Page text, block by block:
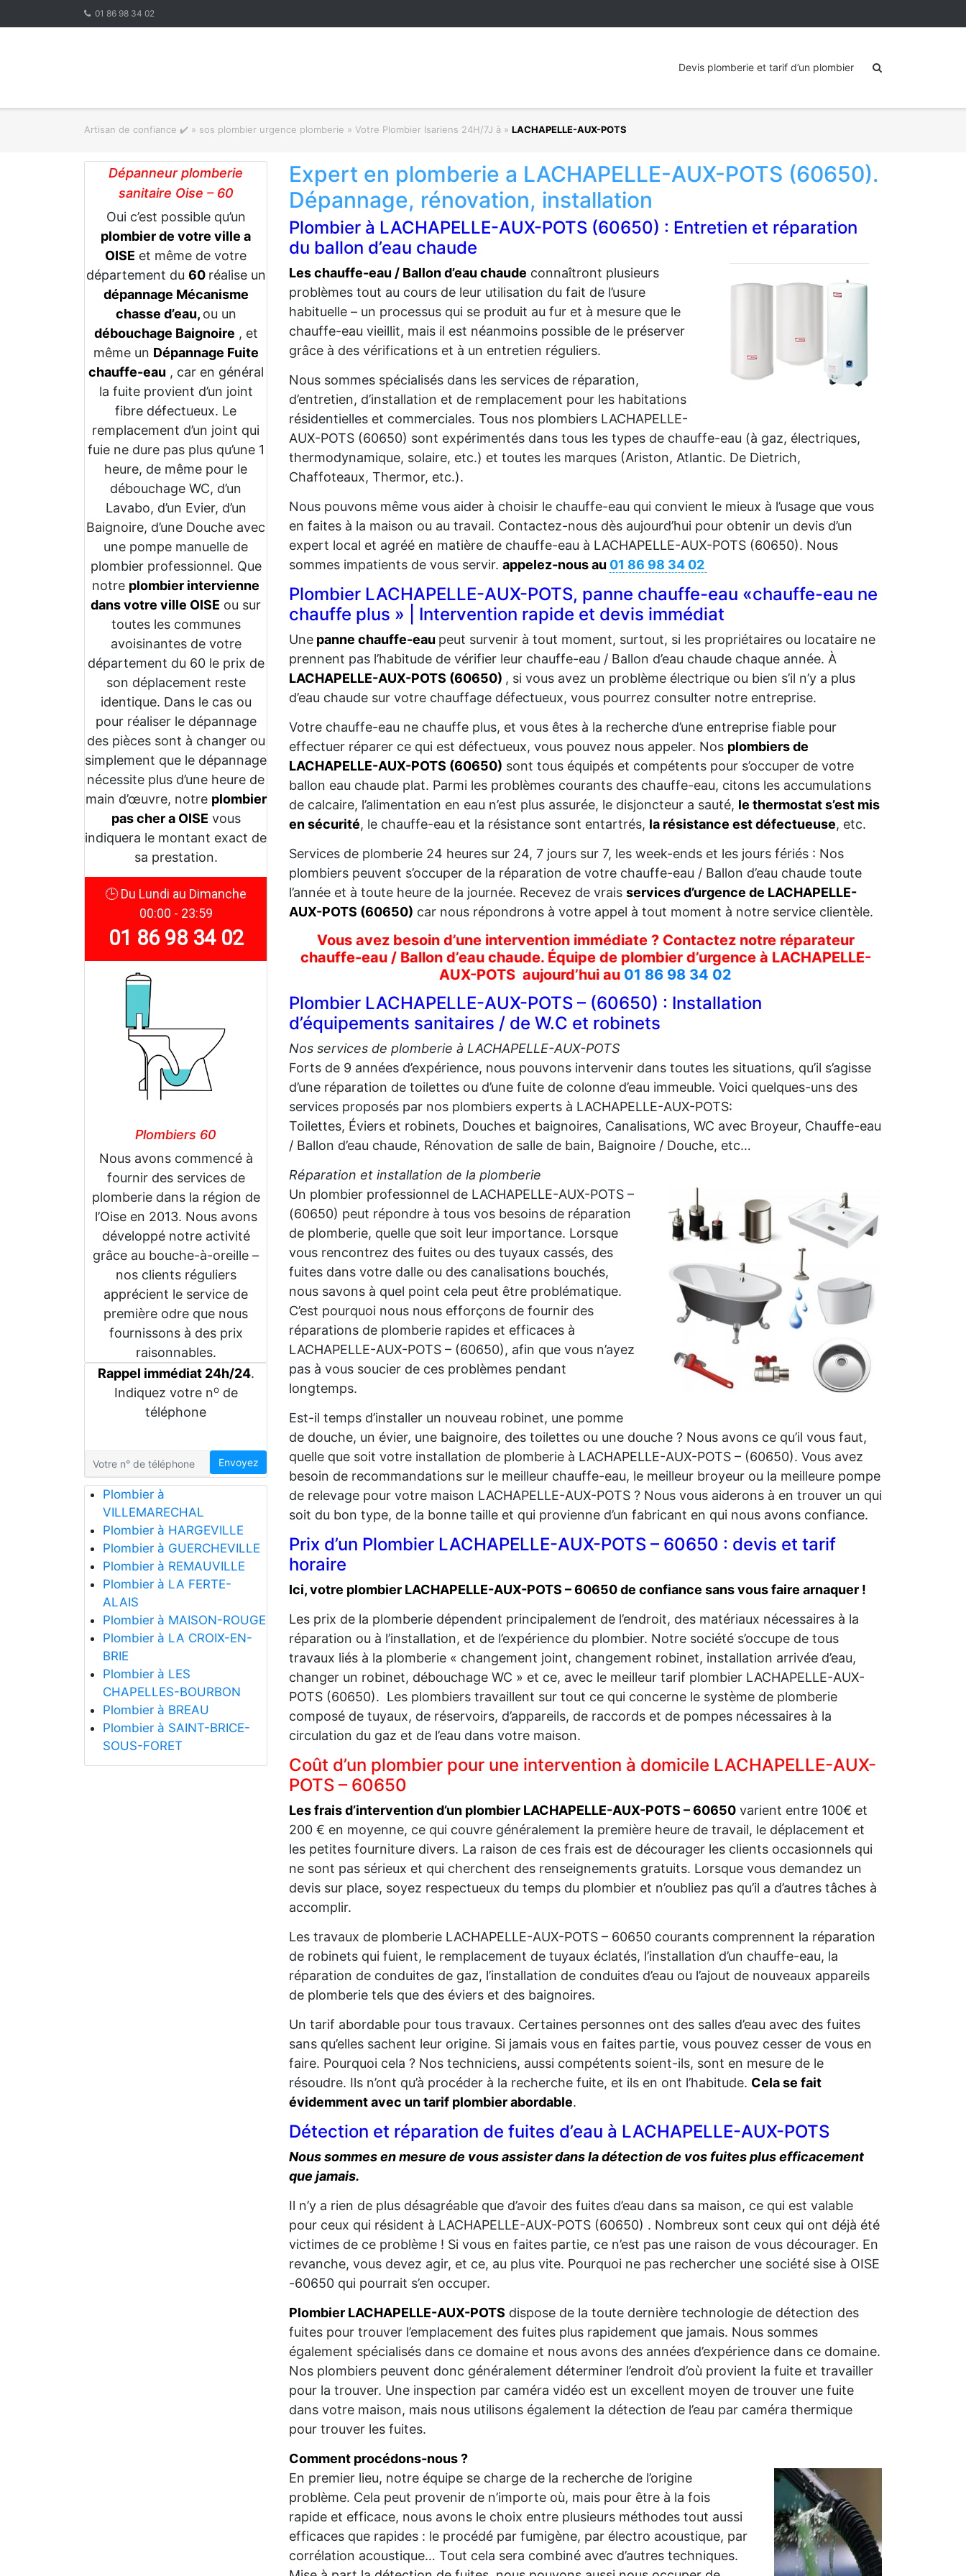
01 86 98 34 02
Devis plomberie et tarif d’un plombier
Artisan de confiance ✔️ » sos plombier urgence plomberie » Votre Plombier Isariens 24H/7J à » LACHAPELLE-AUX-POTS
Dépanneur plomberie
sanitaire Oise – 60
Oui c’est possible qu’un
plombier de votre ville a
OISE et même de votre
département du 60 réalise un
dépannage Mécanisme
chasse d’eau, ou un
débouchage Baignoire , et
même un Dépannage Fuite
chauffe-eau , car en général
la fuite provient d’un joint
fibre défectueux. Le
remplacement d’un joint qui
fuie ne dure pas plus qu’une 1
heure, de même pour le
débouchage WC, d’un
Lavabo, d’un Evier, d’un
Baignoire, d’une Douche avec
une pompe manuelle de
plombier professionnel. Que
notre plombier intervienne
dans votre ville OISE ou sur
toutes les communes
avoisinantes de votre
département du 60 le prix de
son déplacement reste
identique. Dans le cas ou
pour réaliser le dépannage
des pièces sont à changer ou
simplement que le dépannage
nécessite plus d’une heure de
main d’œuvre, notre plombier
pas cher a OISE vous
indiquera le montant exact de
sa prestation.
🕒 Du Lundi au Dimanche
00:00 - 23:59
01 86 98 34 02
Plombiers 60
Nous avons commencé à
fournir des services de
plomberie dans la région de
l’Oise en 2013. Nous avons
développé notre activité
grâce au bouche-à-oreille –
nos clients réguliers
apprécient le service de
première odre que nous
fournissons à des prix
raisonnables.
Rappel immédiat 24h/24.
Indiquez votre node
téléphone
Envoyez
Plombier à
VILLEMARECHAL
Plombier à HARGEVILLE
Plombier à GUERCHEVILLE
Plombier à REMAUVILLE
Plombier à LA FERTE-
ALAIS
Plombier à MAISON-ROUGE
Plombier à LA CROIX-EN-
BRIE
Plombier à LES
CHAPELLES-BOURBON
Plombier à BREAU
Plombier à SAINT-BRICE-
SOUS-FORET
Expert en plomberie a LACHAPELLE-AUX-POTS (60650).
Dépannage, rénovation, installation
Plombier à LACHAPELLE-AUX-POTS (60650) : Entretien et réparation
du ballon d’eau chaude
Les chauffe-eau / Ballon d’eau chaude connaîtront plusieurs
problèmes tout au cours de leur utilisation du fait de l’usure
habituelle – un processus qui se produit au fur et à mesure que le
chauffe-eau vieillit, mais il est néanmoins possible de le préserver
grâce à des vérifications et à un entretien réguliers.
Nous sommes spécialisés dans les services de réparation,
d’entretien, d’installation et de remplacement pour les habitations
résidentielles et commerciales. Tous nos plombiers LACHAPELLE-
AUX-POTS (60650) sont expérimentés dans tous les types de chauffe-eau (à gaz, électriques,
thermodynamique, solaire, etc.) et toutes les marques (Ariston, Atlantic. De Dietrich,
Chaffoteaux, Thermor, etc.).
Nous pouvons même vous aider à choisir le chauffe-eau qui convient le mieux à l’usage que vous
en faites à la maison ou au travail. Contactez-nous dès aujourd’hui pour obtenir un devis d’un
expert local et agréé en matière de chauffe-eau à LACHAPELLE-AUX-POTS (60650). Nous
sommes impatients de vous servir. appelez-nous au 01 86 98 34 02
Plombier LACHAPELLE-AUX-POTS, panne chauffe-eau «chauffe-eau ne
chauffe plus » | Intervention rapide et devis immédiat
Une panne chauffe-eau peut survenir à tout moment, surtout, si les propriétaires ou locataire ne
prennent pas l’habitude de vérifier leur chauffe-eau / Ballon d’eau chaude chaque année. À
LACHAPELLE-AUX-POTS (60650) , si vous avez un problème électrique ou bien s’il n’y a plus
d’eau chaude sur votre chauffage défectueux, vous pourrez consulter notre entreprise.
Votre chauffe-eau ne chauffe plus, et vous êtes à la recherche d’une entreprise fiable pour
effectuer réparer ce qui est défectueux, vous pouvez nous appeler. Nos plombiers de
LACHAPELLE-AUX-POTS (60650) sont tous équipés et compétents pour s’occuper de votre
ballon eau chaude plat. Parmi les problèmes courants des chauffe-eau, citons les accumulations
de calcaire, l’alimentation en eau n’est plus assurée, le disjoncteur a sauté, le thermostat s’est mis
en sécurité, le chauffe-eau et la résistance sont entartrés, la résistance est défectueuse, etc.
Services de plomberie 24 heures sur 24, 7 jours sur 7, les week-ends et les jours fériés : Nos
plombiers peuvent s’occuper de la réparation de votre chauffe-eau / Ballon d’eau chaude toute
l’année et à toute heure de la journée. Recevez de vrais services d’urgence de LACHAPELLE-
AUX-POTS (60650) car nous répondrons à votre appel à tout moment à notre service clientèle.
Vous avez besoin d’une intervention immédiate ? Contactez notre réparateur
chauffe-eau / Ballon d’eau chaude. Équipe de plombier d’urgence à LACHAPELLE-
AUX-POTS aujourd’hui au 01 86 98 34 02
Plombier LACHAPELLE-AUX-POTS – (60650) : Installation
d’équipements sanitaires / de W.C et robinets
Nos services de plomberie à LACHAPELLE-AUX-POTS
Forts de 9 années d’expérience, nous pouvons intervenir dans toutes les situations, qu’il s’agisse
d’une réparation de toilettes ou d’une fuite de colonne d’eau immeuble. Voici quelques-uns des
services proposés par nos plombiers experts à LACHAPELLE-AUX-POTS:
Toilettes, Éviers et robinets, Douches et baignoires, Canalisations, WC avec Broyeur, Chauffe-eau
/ Ballon d’eau chaude, Rénovation de salle de bain, Baignoire / Douche, etc…
Réparation et installation de la plomberie
Un plombier professionnel de LACHAPELLE-AUX-POTS –
(60650) peut répondre à tous vos besoins de réparation
de plomberie, quelle que soit leur importance. Lorsque
vous rencontrez des fuites ou des tuyaux cassés, des
fuites dans votre dalle ou des canalisations bouchés,
nous savons à quel point cela peut être problématique.
C’est pourquoi nous nous efforçons de fournir des
réparations de plomberie rapides et efficaces à
LACHAPELLE-AUX-POTS – (60650), afin que vous n’ayez
pas à vous soucier de ces problèmes pendant
longtemps.
Est-il temps d’installer un nouveau robinet, une pomme
de douche, un évier, une baignoire, des toilettes ou une douche ? Nous avons ce qu’il vous faut,
quelle que soit votre installation de plomberie à LACHAPELLE-AUX-POTS – (60650). Vous avez
besoin de recommandations sur le meilleur chauffe-eau, le meilleur broyeur ou la meilleure pompe
de relevage pour votre maison LACHAPELLE-AUX-POTS ? Nous vous aiderons à en trouver un qui
soit du bon type, de la bonne taille et qui provienne d’un fabricant en qui nous avons confiance.
Prix d’un Plombier LACHAPELLE-AUX-POTS – 60650 : devis et tarif
horaire
Ici, votre plombier LACHAPELLE-AUX-POTS – 60650 de confiance sans vous faire arnaquer !
Les prix de la plomberie dépendent principalement de l’endroit, des matériaux nécessaires à la
réparation ou à l’installation, et de l’expérience du plombier. Notre société s’occupe de tous
travaux liés à la plomberie « changement joint, changement robinet, installation arrivée d’eau,
changer un robinet, débouchage WC » et ce, avec le meilleur tarif plombier LACHAPELLE-AUX-
POTS (60650). Les plombiers travaillent sur tout ce qui concerne le système de plomberie
composé de tuyaux, de réservoirs, d’appareils, de raccords et de pompes nécessaires à la
circulation du gaz et de l’eau dans votre maison.
Coût d’un plombier pour une intervention à domicile LACHAPELLE-AUX-
POTS – 60650
Les frais d’intervention d’un plombier LACHAPELLE-AUX-POTS – 60650 varient entre 100€ et
200 € en moyenne, ce qui couvre généralement la première heure de travail, le déplacement et
les petites fourniture divers. La raison de ces frais est de décourager les clients occasionnels qui
ne sont pas sérieux et qui cherchent des renseignements gratuits. Lorsque vous demandez un
devis sur place, soyez respectueux du temps du plombier et n’oubliez pas qu’il a d’autres tâches à
accomplir.
Les travaux de plomberie LACHAPELLE-AUX-POTS – 60650 courants comprennent la réparation
de robinets qui fuient, le remplacement de tuyaux éclatés, l’installation d’un chauffe-eau, la
réparation de conduites de gaz, l’installation de conduites d’eau ou l’ajout de nouveaux appareils
de plomberie tels que des éviers et des baignoires.
Un tarif abordable pour tous travaux. Certaines personnes ont des salles d’eau avec des fuites
sans qu’elles sachent leur origine. Si jamais vous en faites partie, vous pouvez cesser de vous en
faire. Pourquoi cela ? Nos techniciens, aussi compétents soient-ils, sont en mesure de le
résoudre. Ils n’ont qu’à procéder à la recherche fuite, et ils en ont l’habitude. Cela se fait
évidemment avec un tarif plombier abordable.
Détection et réparation de fuites d’eau à LACHAPELLE-AUX-POTS
Nous sommes en mesure de vous assister dans la détection de vos fuites plus efficacement
que jamais.
Il n’y a rien de plus désagréable que d’avoir des fuites d’eau dans sa maison, ce qui est valable
pour ceux qui résident à LACHAPELLE-AUX-POTS (60650) . Nombreux sont ceux qui ont déjà été
victimes de ce problème ! Si vous en faites partie, ce n’est pas une raison de vous décourager. En
revanche, vous devez agir, et ce, au plus vite. Pourquoi ne pas rechercher une société sise à OISE
-60650 qui pourrait s’en occuper.
Plombier LACHAPELLE-AUX-POTS dispose de la toute dernière technologie de détection des
fuites pour trouver l’emplacement des fuites plus rapidement que jamais. Nous sommes
également spécialisés dans ce domaine et nous avons des années d’expérience dans ce domaine.
Nos plombiers peuvent donc généralement déterminer l’endroit d’où provient la fuite et travailler
pour la trouver. Une inspection par caméra vidéo est un excellent moyen de trouver une fuite
dans votre maison, mais nous utilisons également la détection de l’eau par caméra thermique
pour trouver les fuites.
Comment procédons-nous ?
En premier lieu, notre équipe se charge de la recherche de l’origine
problème. Cela peut provenir de n’importe où, mais pour être à la fois
rapide et efficace, nous avons le choix entre plusieurs méthodes tout aussi
efficaces que rapides : le procédé par fumigène, par électro acoustique, par
corrélation acoustique… Tout cela sera combiné avec d’autres techniques.